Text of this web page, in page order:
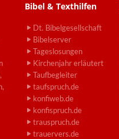
Bibel & Texthilfen
Dt. Bibelgesellschaft
Bibelserver
Tageslosungen
Kirchenjahr erläutert
Taufbegleiter
taufspruch.de
konfiweb.de
konfispruch.de
trauspruch.de
trauervers.de